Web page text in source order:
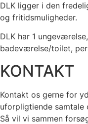
DLK ligger i den
og fritidsmuligheder.
DLK har 1
badeværelse/toilet,
KONTAKT
Kontakt os gerne for
uforpligtiende samtale
Så vil vi sammen